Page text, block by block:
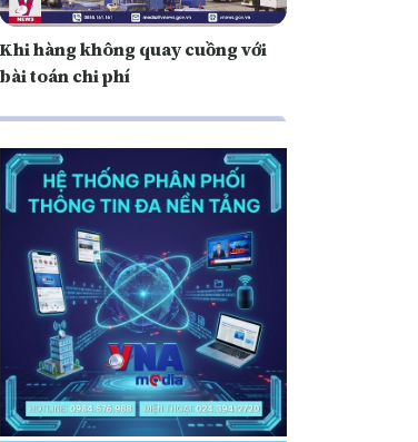
Khi hàng không quay cuồng với
bài toán chi phí